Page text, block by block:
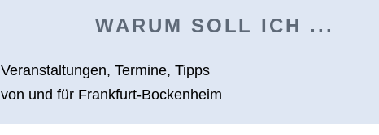
WARUM SOLL ICH ...
Veranstaltungen, Termine, Tipps
von und für Frankfurt-Bockenheim